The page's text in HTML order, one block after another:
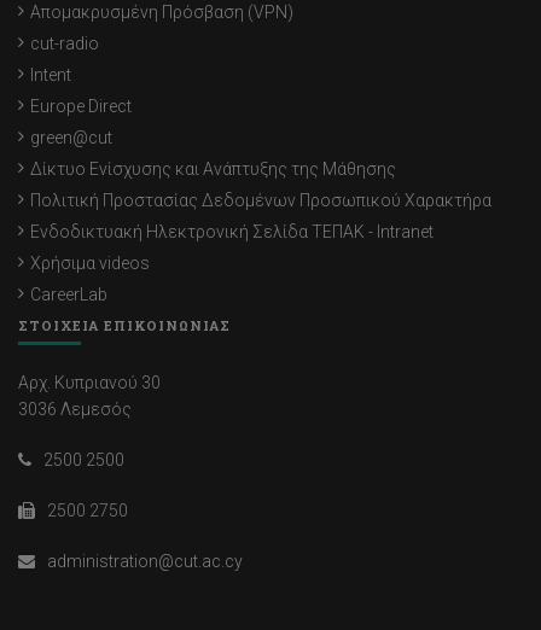
Απομακρυσμένη Πρόσβαση (VPN)
cut-radio
Intent
Europe Direct
green@cut
Δίκτυο Ενίσχυσης και Ανάπτυξης της Μάθησης
Πολιτική Προστασίας Δεδομένων Προσωπικού Χαρακτήρα
Ενδοδικτυακή Ηλεκτρονική Σελίδα ΤΕΠΑΚ - Intranet
Χρήσιμα videos
CareerLab
ΣΤΟΙΧΕΙΑ ΕΠΙΚΟΙΝΩΝΙΑΣ
Αρχ. Κυπριανού 30
3036 Λεμεσός
2500 2500
2500 2750
administration@cut.ac.cy